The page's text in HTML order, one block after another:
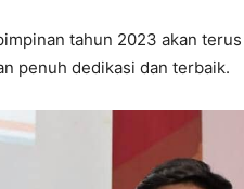
tahun 2023 akan
penuh dedikasi dan terbaik.